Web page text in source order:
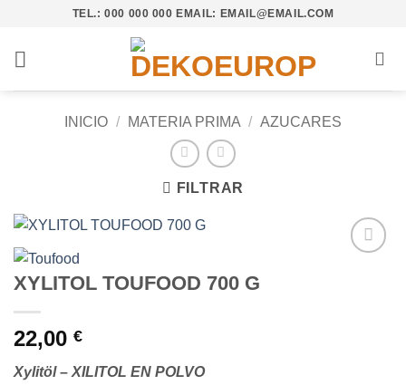
contenido
TEL.: 000 000 000 EMAIL: EMAIL@EMAIL.COM
INICIO / MATERIA PRIMA / AZUCARES
FILTRAR
XYLITOL TOUFOOD 700 G
22,00 €
Xylitöl – XILITOL EN POLVO